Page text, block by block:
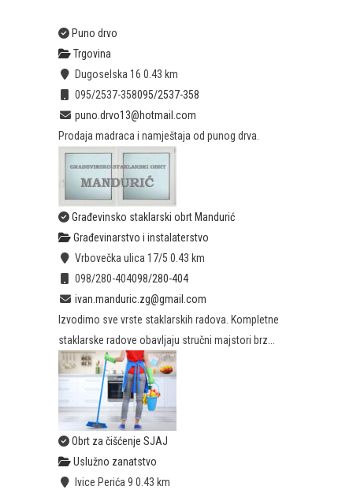
Puno drvo
Trgovina
Dugoselska 16 0.43 km
095/2537-358095/2537-358
puno.drvo13@hotmail.com
Prodaja madraca i namještaja od punog drva.
Građevinsko staklarski obrt Mandurić
Građevinarstvo i instalaterstvo
Vrbovečka ulica 17/5 0.43 km
098/280-404098/280-404
ivan.manduric.zg@gmail.com
Izvodimo sve vrste staklarskih radova. Kompletne
staklarske radove obavljaju stručni majstori brz...
Obrt za čišćenje SJAJ
Uslužno zanatstvo
Ivice Perića 9 0.43 km